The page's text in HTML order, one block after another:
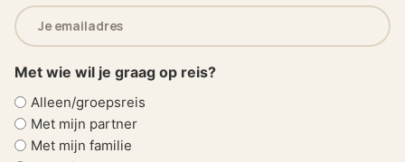
E-
mailadres
(Vereist)
Met wie wil je graag op reis?
Alleen/groepsreis
Met mijn partner
Met mijn familie